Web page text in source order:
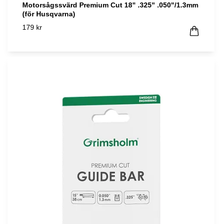
Motorsågssvärd Premium Cut 18" .325" .050"/1.3mm
(för Husqvarna)
179 kr